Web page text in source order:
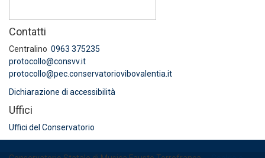
Contatti
Centralino 0963 375235
protocollo@consvv.it
protocollo@pec.conservatoriovibovalentia.it
Dichiarazione di accessibilità
Uffici
Uffici del Conservatorio